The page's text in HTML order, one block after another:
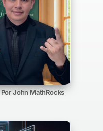
Por John MathRocks